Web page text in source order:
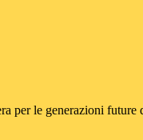
per le generazioni